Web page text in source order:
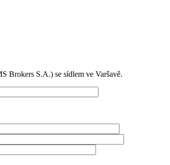
S.A.) se sídlem ve Varšavě.